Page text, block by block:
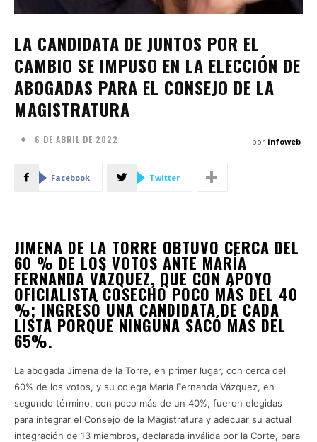
LA CANDIDATA DE JUNTOS POR EL
CAMBIO SE IMPUSO EN LA ELECCIÓN DE
ABOGADAS PARA EL CONSEJO DE LA
MAGISTRATURA
6 DE ABRIL DE 2022 por infoweb
Facebook Twitter
JIMENA DE LA TORRE OBTUVO CERCA DEL
60 % DE LOS VOTOS ANTE MARÍA
FERNANDA VÁZQUEZ, QUE CON APOYO
OFICIALISTA COSECHÓ POCO MÁS DEL 40
%; INGRESÓ UNA CANDIDATA DE CADA
LISTA PORQUE NINGUNA SACÓ MAS DEL
65%.
La abogada Jimena de la Torre, en primer lugar, con cerca del
60% de los votos, y su colega María Fernanda Vázquez, en
segundo término, con poco más de un 40%, fueron elegidas
para integrar el Consejo de la Magistratura y adecuar su actual
integración de 13 miembros, declarada inválida por la Corte, para